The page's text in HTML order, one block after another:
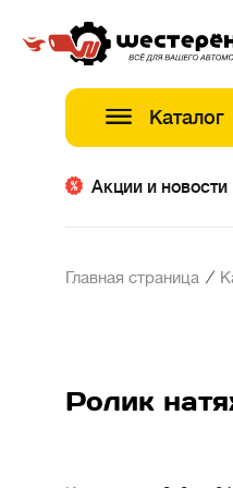
Каталог
Акции и новости
Главная страница /
Ролик